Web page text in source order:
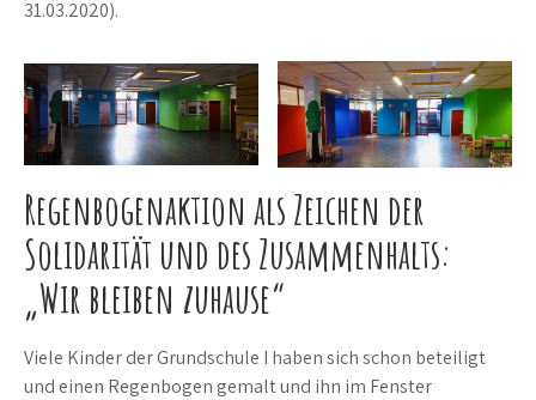
31.03.2020).
Regenbogenaktion als Zeichen der
Solidarität und des Zusammenhalts:
„Wir bleiben zuhause“
Viele Kinder der Grundschule I haben sich schon beteiligt
und einen Regenbogen gemalt und ihn im Fenster